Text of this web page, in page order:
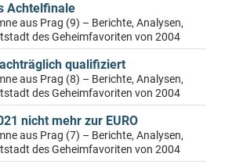
Achtelfinale
aus Prag (9) – Berichte, Analysen,
des Geheimfavoriten von 2004
qualifiziert
aus Prag (8) – Berichte, Analysen,
des Geheimfavoriten von 2004
nicht mehr zur EURO
aus Prag (7) – Berichte, Analysen,
des Geheimfavoriten von 2004